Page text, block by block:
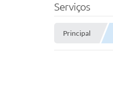
Serviços
Principal